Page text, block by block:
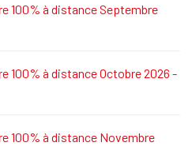
100% à distance Septembre
100% à distance Octobre 2026 -
100% à distance Novembre